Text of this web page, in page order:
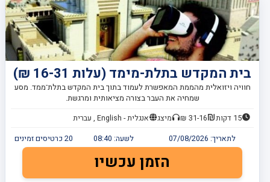
בית המקדש בתלת-מימד (עלות 16-31 ₪)
חוויה ויזואלית מהממת המאפשרת לעמוד בתוך בית המקדש בתלת־ממד. מסע
שמחיה את העבר בצורה מציאותית ומרגשת.
15 דקות 31-16 ₪ מיצג
אנגלית - English , עברית
לתאריך: 07/08/2026 לשעה: 08:40
20 כרטיסים זמינים
הזמן עכשיו